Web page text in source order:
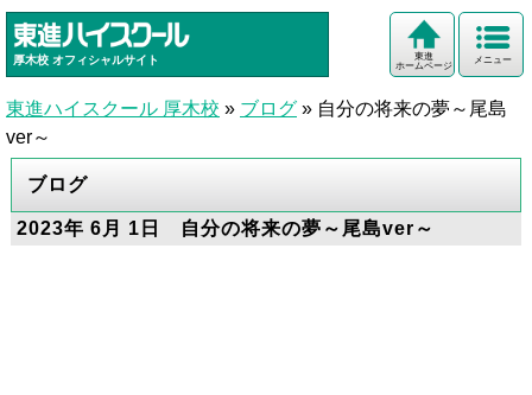
厚木校 オフィシャルサイト メニュー
東進
ホームページ
東進ハイスクール 厚木校 » ブログ » 自分の将来の夢～尾島
ver～
ブログ
2023年 6月 1日 自分の将来の夢～尾島ver～